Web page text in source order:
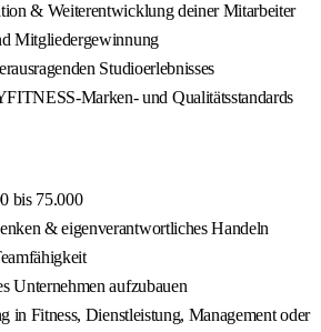
& Weiterentwicklung deiner Mitarbeiter
Mitgliedergewinnung
Studioerlebnisses
Marken- und Qualitätsstandards
bis 75.000
& eigenverantwortliches Handeln
Unternehmen aufzubauen
in Fitness, Dienstleistung, Management oder